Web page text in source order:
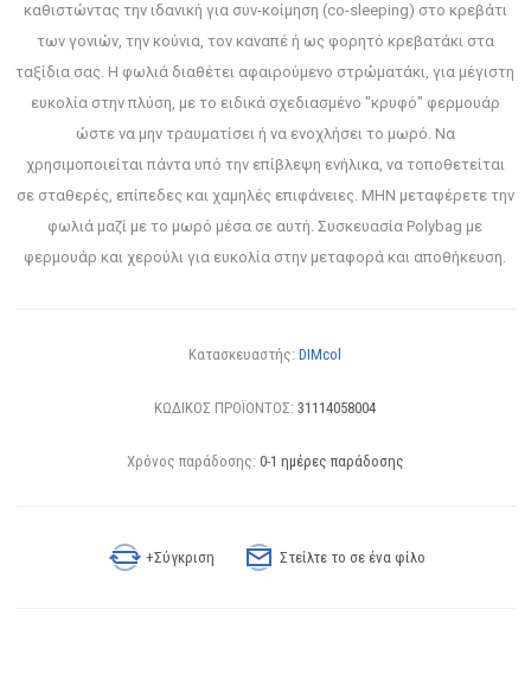
καθιστώντας την ιδανική για συν-κοίμηση (co-sleeping) στο κρεβάτι
των γονιών, την κούνια, τον καναπέ ή ως φορητό κρεβατάκι στα
ταξίδια σας. Η φωλιά διαθέτει αφαιρούμενο στρώματάκι, για μέγιστη
ευκολία στην πλύση, με το ειδικά σχεδιασμένο "κρυφό" φερμουάρ
ώστε να μην τραυματίσει ή να ενοχλήσει το μωρό. Να
χρησιμοποιείται πάντα υπό την επίβλεψη ενήλικα, να τοποθετείται
σε σταθερές, επίπεδες και χαμηλές επιφάνειες. ΜΗΝ μεταφέρετε την
φωλιά μαζί με το μωρό μέσα σε αυτή. Συσκευασία Polybag με
φερμουάρ και χερούλι για ευκολία στην μεταφορά και αποθήκευση.
Κατασκευαστής: DIMcol
ΚΩΔΙΚΟΣ ΠΡΟΪΟΝΤΟΣ: 31114058004
Χρόνος παράδοσης: 0-1 ημέρες παράδοσης
+Σύγκριση Στείλτε το σε ένα φίλο